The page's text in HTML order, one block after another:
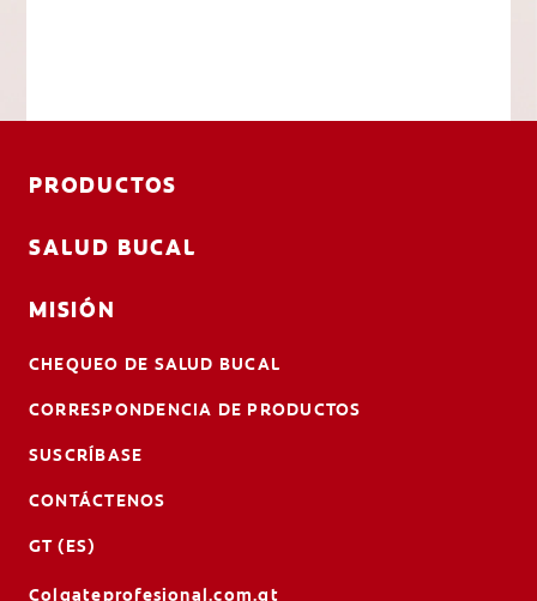
PRODUCTOS
SALUD BUCAL
MISIÓN
CHEQUEO DE SALUD BUCAL
CORRESPONDENCIA DE PRODUCTOS
SUSCRÍBASE
CONTÁCTENOS
GT (ES)
Colgateprofesional.com.gt